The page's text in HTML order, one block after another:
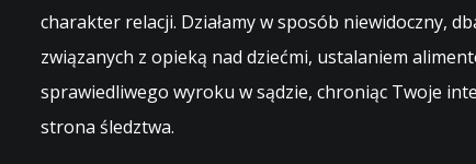
charakter relacji. Działamy w sposób niewidoczny,
związanych z opieką nad dziećmi, ustalaniem
sprawiedliwego wyroku w sądzie, chroniąc Twoje
strona śledztwa.